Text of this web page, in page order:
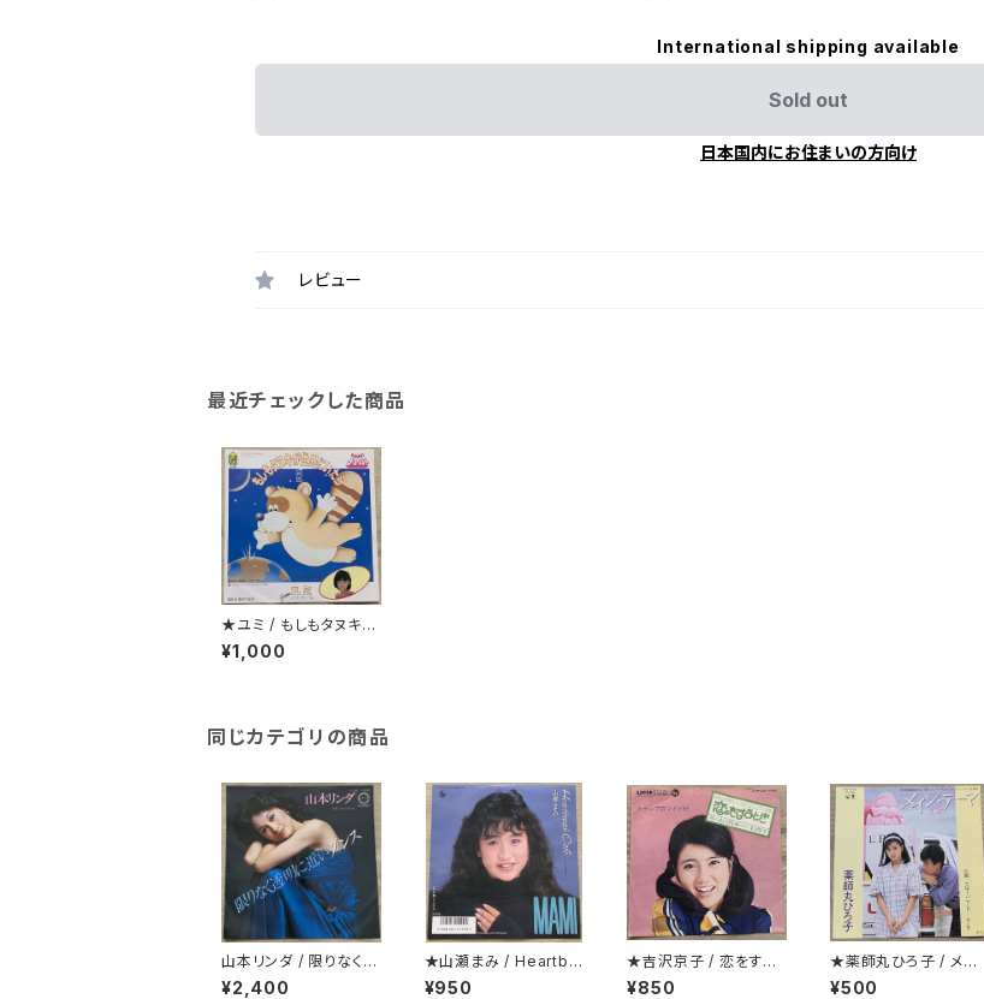
International shipping available
Sold out
日本国内にお住まいの方向け
レビュー
最近チェックした商品
★ユミ / もしもタヌキが
世界にいたら2
¥1,000
同じカテゴリの商品
山本リンダ / 限りなく透
明に近いダンス
¥2,400
★山瀬まみ / Heartbr
eak Cafe
¥950
★吉沢京子 / 恋をする
とき
¥850
★薬師丸ひろ子 / メイ
ン・テーマ クリアー盤
¥500